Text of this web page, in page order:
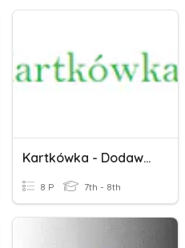
Kartkówka - Dodawanie I Odejmowanie Sum Algebraicznych
8 P 7th - 8th